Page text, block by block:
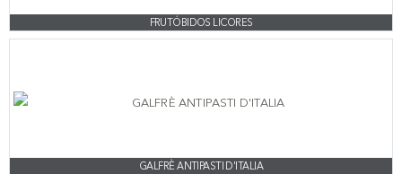
FRUTÓBIDOS LICORES
GALFRÈ ANTIPASTI D'ITALIA